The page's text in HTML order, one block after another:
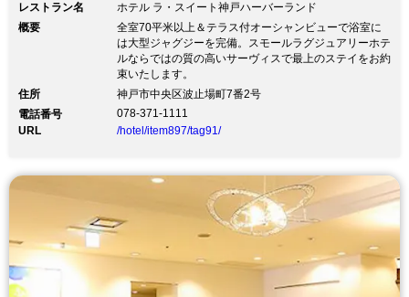
レストラン名
ホテル ラ・スイート神戸ハーバーランド
概要
全室70平米以上＆テラス付オーシャンビューで浴室に
は大型ジャグジーを完備。スモールラグジュアリーホテ
ルならではの質の高いサーヴィスで最上のステイをお約
束いたします。
住所
神戸市中央区波止場町7番2号
電話番号
078-371-1111
URL
/hotel/item897/tag91/